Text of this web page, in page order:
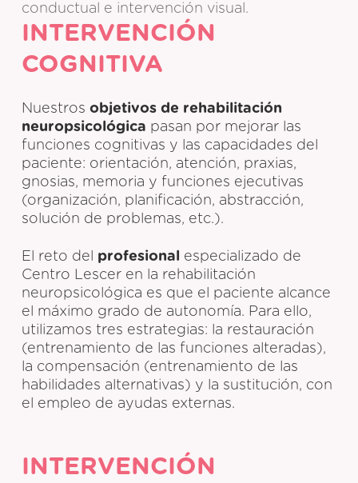
INTERVENCIÓN
COGNITIVA
Nuestros objetivos de rehabilitación
neuropsicológica pasan por mejorar las
funciones cognitivas y las capacidades del
paciente: orientación, atención, praxias,
gnosias, memoria y funciones ejecutivas
(organización, planificación, abstracción,
solución de problemas, etc.).
El reto del profesional especializado de
Centro Lescer en la rehabilitación
neuropsicológica es que el paciente alcance
el máximo grado de autonomía. Para ello,
utilizamos tres estrategias: la restauración
(entrenamiento de las funciones alteradas),
la compensación (entrenamiento de las
habilidades alternativas) y la sustitución, con
el empleo de ayudas externas.
INTERVENCIÓN
conductual e intervención visual.